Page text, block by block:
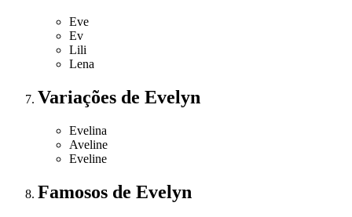
Eve
Ev
Lili
Lena
Variações de Evelyn
Evelina
Aveline
Eveline
Famosos de Evelyn